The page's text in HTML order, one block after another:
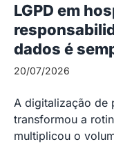
LGPD em
dados é
20/07/2026
A digitalização de
transformou a
multiplicou o